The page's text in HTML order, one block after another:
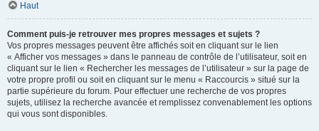
Haut
Comment puis-je retrouver mes propres messages et sujets ?
Vos propres messages peuvent être affichés soit en cliquant sur le lien
« Afficher vos messages » dans le panneau de contrôle de l’utilisateur, soit en
cliquant sur le lien « Rechercher les messages de l’utilisateur » sur la page de
votre propre profil ou soit en cliquant sur le menu « Raccourcis » situé sur la
partie supérieure du forum. Pour effectuer une recherche de vos propres
sujets, utilisez la recherche avancée et remplissez convenablement les options
qui vous sont disponibles.